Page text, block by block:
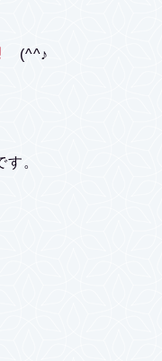
(^^♪
。